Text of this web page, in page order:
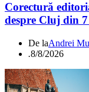
Corectură
despre Cluj din
De laAndrei
.8/8/2026